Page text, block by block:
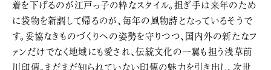
着を下げるのが江戸っ子の粋なスタイル。担ぎ手は来年のため
に袋物を新調して帰るのが、毎年の風物詩となっているそうで
す。妥協なきものづくりへの姿勢を守りつつ、国内外の新たなフ
ァンだけでなく地域にも愛され、伝統文化の一翼も担う浅草前
川印傳。まだまだ知られていない印傳の魅力を引き出し、次世